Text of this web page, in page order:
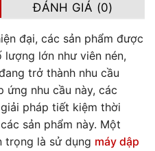
ĐÁNH GIÁ (0)
đại, các sản phẩm được
lớn như viên nén,
trở thành nhu cầu
ứng nhu cầu này, các
pháp tiết kiệm thời
sản phẩm này. Một
trọng là sử dụng máy dập